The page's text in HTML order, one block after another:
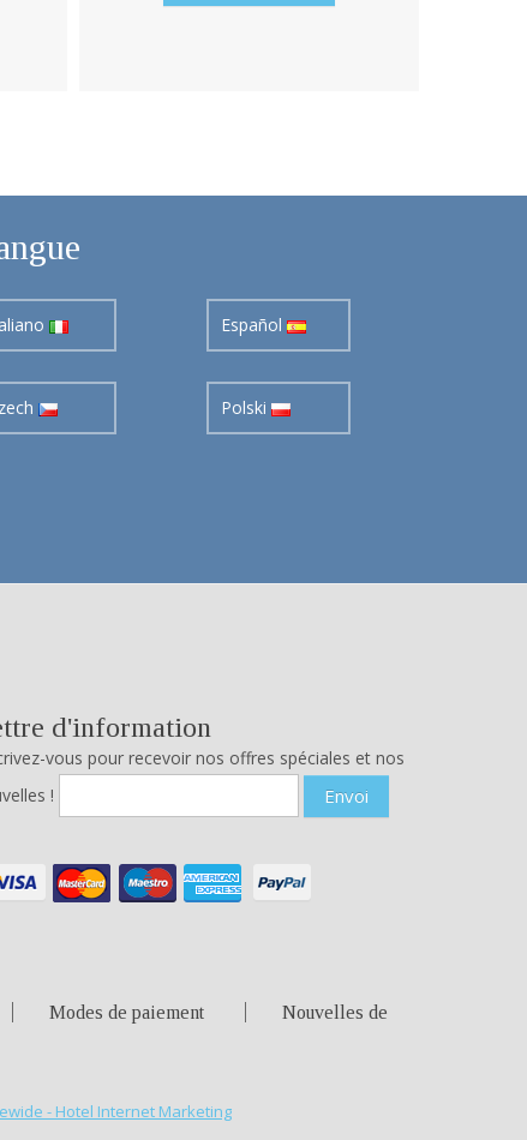
Español
Polski
d'information
vous pour recevoir nos offres spéciales et nos
!
Envoi
Modes de paiement
Nouvelles de
- Hotel Internet Marketing